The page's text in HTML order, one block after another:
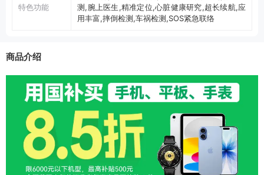
特色功能
测,腕上医生,精准定位,心脏健康研究,超长续航,应
用丰富,摔倒检测,车祸检测,SOS紧急联络
商品介绍